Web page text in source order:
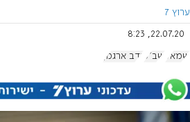
ערוץ 7
22.07.20, 8:23
שמאל שב"כ נדב ארגמן